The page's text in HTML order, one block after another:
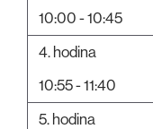
10:00 - 10:45
4. hodina
10:55 - 11:40
5. hodina